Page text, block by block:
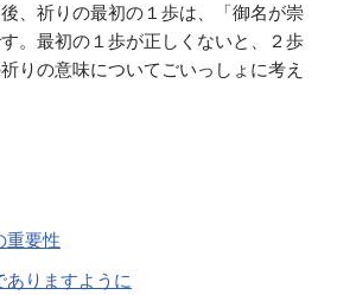
、祈りの最初の１歩は、「御名が崇
。最初の１歩が正しくないと、２歩
りの意味についてごいっしょに考え
重要性
りますように